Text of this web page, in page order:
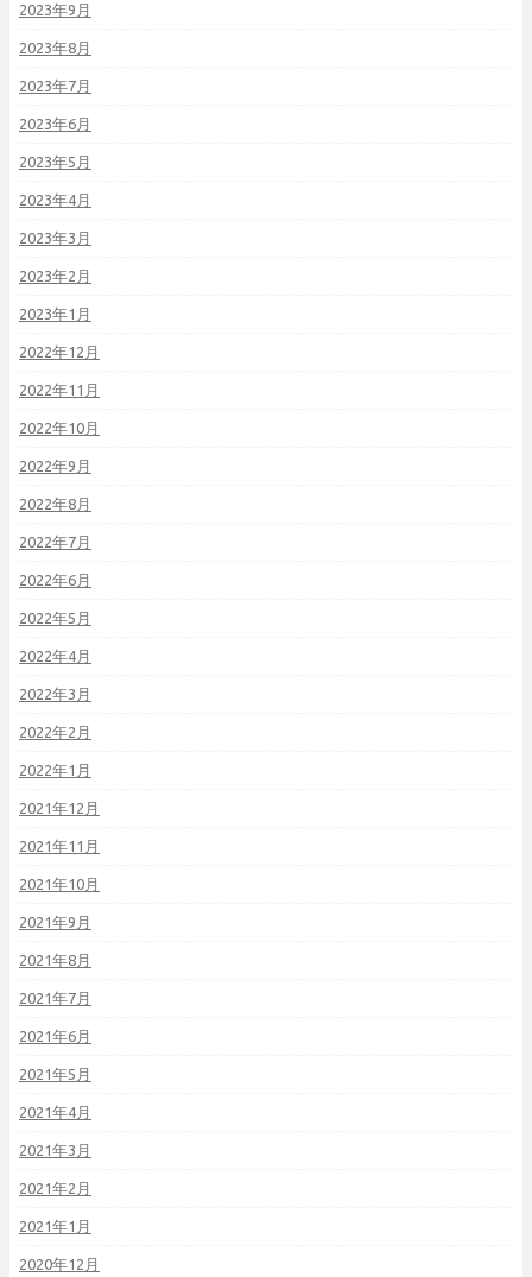
2023年9月
2023年8月
2023年7月
2023年6月
2023年5月
2023年4月
2023年3月
2023年2月
2023年1月
2022年12月
2022年11月
2022年10月
2022年9月
2022年8月
2022年7月
2022年6月
2022年5月
2022年4月
2022年3月
2022年2月
2022年1月
2021年12月
2021年11月
2021年10月
2021年9月
2021年8月
2021年7月
2021年6月
2021年5月
2021年4月
2021年3月
2021年2月
2021年1月
2020年12月